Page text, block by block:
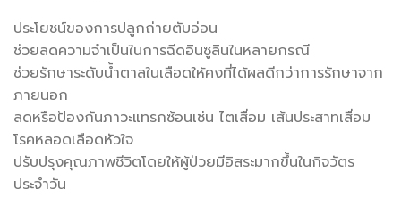
ประโยชน์ของการปลูกถ่ายตับอ่อน
ช่วยลดความจำเป็นในการฉีดอินซูลินในหลายกรณี
ช่วยรักษาระดับน้ำตาลในเลือดให้คงที่ได้ผลดีกว่าการรักษาจาก
ภายนอก
ลดหรือป้องกันภาวะแทรกซ้อนเช่น ไตเสื่อม เส้นประสาทเสื่อม
โรคหลอดเลือดหัวใจ
ปรับปรุงคุณภาพชีวิตโดยให้ผู้ป่วยมีอิสระมากขึ้นในกิจวัตร
ประจำวัน